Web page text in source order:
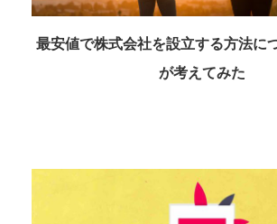
最安値で株式会社を設立する方法に
が考えてみた